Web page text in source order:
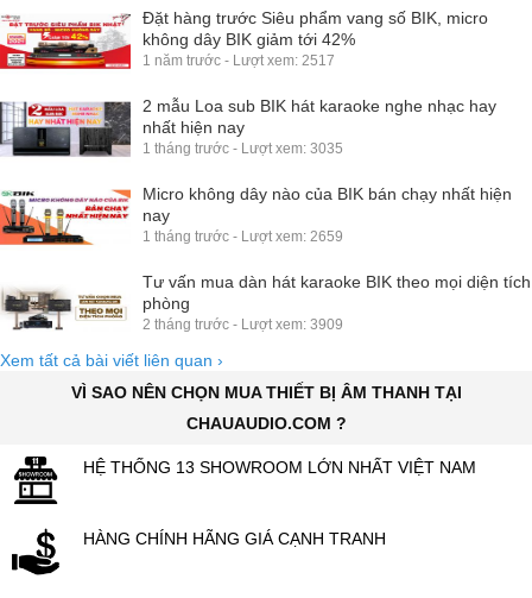
Đặt hàng trước Siêu phẩm vang số BIK, micro
không dây BIK giảm tới 42%
1 năm trước - Lượt xem: 2517
2 mẫu Loa sub BIK hát karaoke nghe nhạc hay
nhất hiện nay
1 tháng trước - Lượt xem: 3035
Micro không dây nào của BIK bán chạy nhất hiện
nay
1 tháng trước - Lượt xem: 2659
Tư vấn mua dàn hát karaoke BIK theo mọi diện tích
phòng
2 tháng trước - Lượt xem: 3909
Xem tất cả bài viết liên quan ›
VÌ SAO NÊN CHỌN MUA THIẾT BỊ ÂM THANH TẠI
CHAUAUDIO.COM ?
HỆ THỐNG 13 SHOWROOM LỚN NHẤT VIỆT NAM
HÀNG CHÍNH HÃNG GIÁ CẠNH TRANH